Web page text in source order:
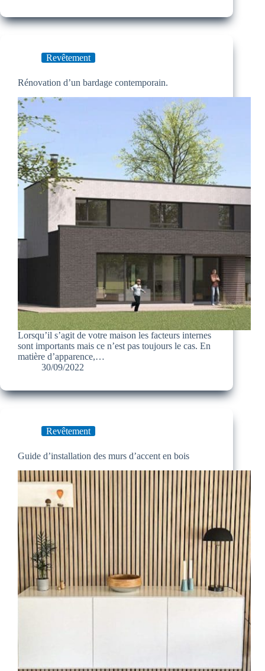
Revêtement
Rénovation d’un bardage contemporain.
Lorsqu’il s’agit de votre maison les facteurs internes
sont importants mais ce n’est pas toujours le cas. En
matière d’apparence,…
30/09/2022
Revêtement
Guide d’installation des murs d’accent en bois